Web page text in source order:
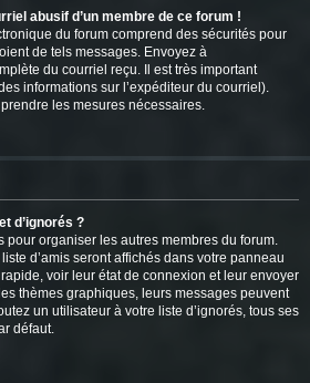
abusif d’un membre de ce forum !
du forum comprend des sécurités pour
de tels messages. Envoyez à
du courriel reçu. Il est très important
informations sur l’expéditeur du courriel).
les mesures nécessaires.
d’ignorés ?
pour organiser les autres membres du forum.
d’amis seront affichés dans votre panneau
voir leur état de connexion et leur envoyer
thèmes graphiques, leurs messages peuvent
un utilisateur à votre liste d’ignorés, tous ses
défaut.